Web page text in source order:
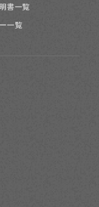
書一覧
一覧